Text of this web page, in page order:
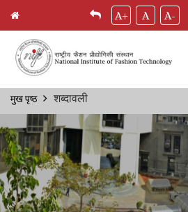
Skip
content
A+ A A-
Breadcrumb
मुख पृष्ठ शब्दावली